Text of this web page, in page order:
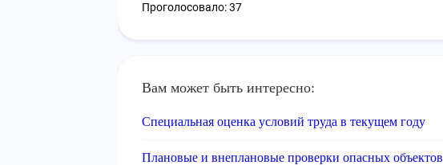
Проголосовало: 37
Вам может быть интересно:
Специальная оценка условий труда в текущем году
Плановые и внеплановые проверки опасных объектов